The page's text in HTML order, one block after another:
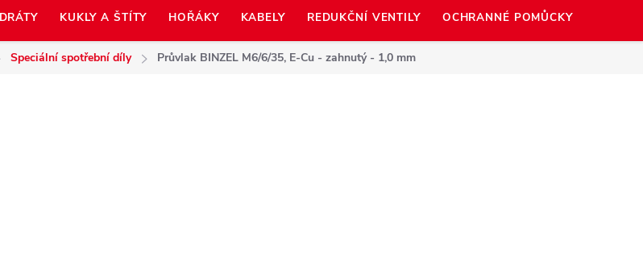
KUKLY A ŠTÍTY HOŘÁKY KABELY REDUKČNÍ VENTILY OCHRANNÉ POMŮCKY
Speciální spotřební díly Průvlak BINZEL M6/6/35, E-Cu - zahnutý - 1,0 mm